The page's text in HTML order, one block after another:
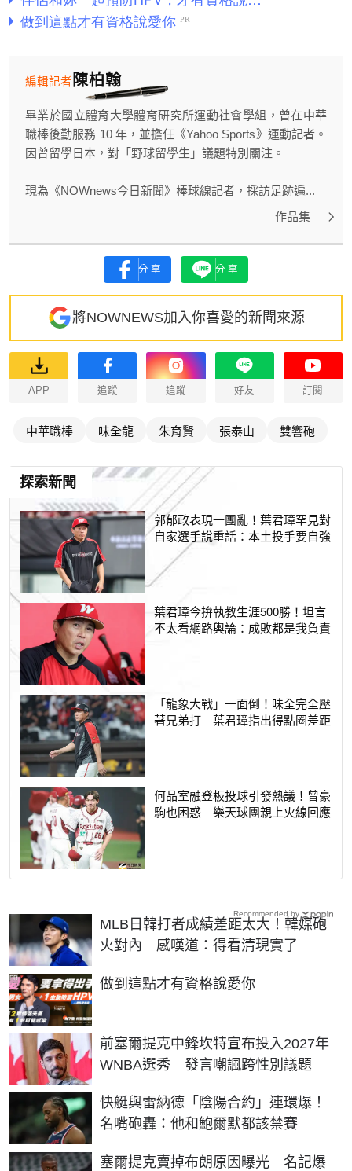
陳柏翰
編輯記者
畢業於國立體育大學體育研究所運動社會學組，曾在中華
職棒後勤服務 10 年，並擔任《Yahoo Sports》運動記者。
因曾留學日本，對「野球留學生」議題特別關注。
現為《NOWnews今日新聞》棒球線記者，採訪足跡遍...
作品集
分享 分享
將NOWNEWS加入你喜愛的新聞來源
APP 追蹤 追蹤 好友 訂閱
中華職棒 味全龍 朱育賢 張泰山 雙響砲
探索新聞
郭郁政表現一團亂！葉君璋罕見對
自家選手說重話：本土投手要自強
葉君璋今拚執教生涯500勝！坦言
不太看網路輿論：成敗都是我負責
「龍象大戰」一面倒！味全完全壓
著兄弟打 葉君璋指出得點圈差距
何品室融登板投球引發熱議！曾豪
駒也困惑 樂天球團親上火線回應
MLB日韓打者成績差距太大！韓媒砲
火對內 感嘆道：得看清現實了
做到這點才有資格說愛你
PR
前塞爾提克中鋒坎特宣布投入2027年
WNBA選秀 發言嘲諷跨性別議題
快艇與雷納德「陰陽合約」連環爆！
名嘴砲轟：他和鮑爾默都該禁賽
塞爾提克賣掉布朗原因曝光 名記爆
Recommended by